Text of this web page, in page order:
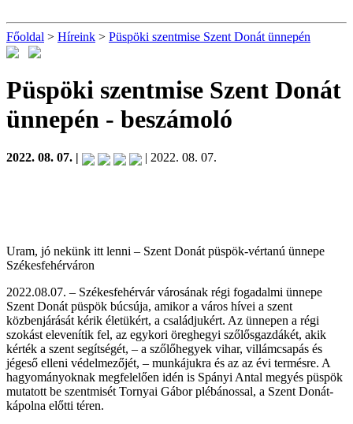
Főoldal > Híreink > Püspöki szentmise Szent Donát ünnepén
Püspöki szentmise Szent Donát
ünnepén - beszámoló
2022. 08. 07. | | 2022. 08. 07.
Uram, jó nekünk itt lenni – Szent Donát püspök-vértanú ünnepe
Székesfehérváron
2022.08.07. – Székesfehérvár városának régi fogadalmi ünnepe
Szent Donát püspök búcsúja, amikor a város hívei a szent
közbenjárását kérik életükért, a családjukért. Az ünnepen a régi
szokást elevenítik fel, az egykori öreghegyi szőlősgazdákét, akik
kérték a szent segítségét, – a szőlőhegyek vihar, villámcsapás és
jégeső elleni védelmezőjét, – munkájukra és az az évi termésre. A
hagyományoknak megfelelően idén is Spányi Antal megyés püspök
mutatott be szentmisét Tornyai Gábor plébánossal, a Szent Donát-
kápolna előtti téren.